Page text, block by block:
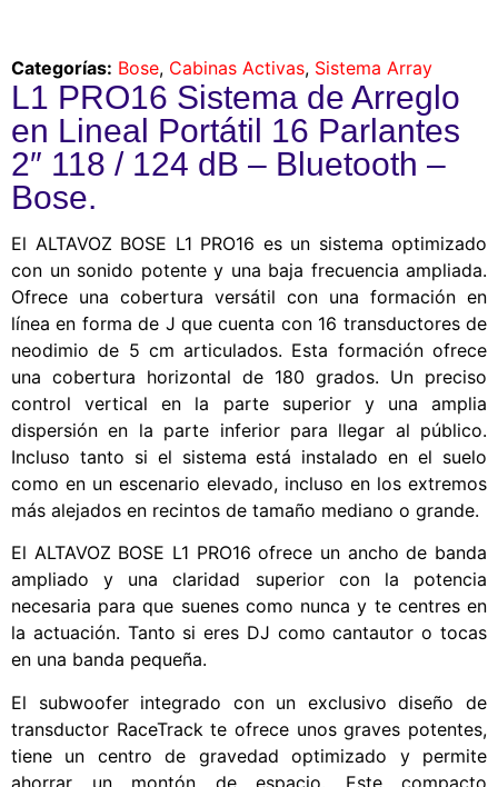
Categorías: Bose, Cabinas Activas, Sistema Array
L1 PRO16 Sistema de Arreglo
en Lineal Portátil 16 Parlantes
2″ 118 / 124 dB – Bluetooth –
Bose.
El ALTAVOZ BOSE L1 PRO16 es un sistema optimizado
con un sonido potente y una baja frecuencia ampliada.
Ofrece una cobertura versátil con una formación en
línea en forma de J que cuenta con 16 transductores de
neodimio de 5 cm articulados. Esta formación ofrece
una cobertura horizontal de 180 grados. Un preciso
control vertical en la parte superior y una amplia
dispersión en la parte inferior para llegar al público.
Incluso tanto si el sistema está instalado en el suelo
como en un escenario elevado, incluso en los extremos
más alejados en recintos de tamaño mediano o grande.
El ALTAVOZ BOSE L1 PRO16 ofrece un ancho de banda
ampliado y una claridad superior con la potencia
necesaria para que suenes como nunca y te centres en
la actuación. Tanto si eres DJ como cantautor o tocas
en una banda pequeña.
El subwoofer integrado con un exclusivo diseño de
transductor RaceTrack te ofrece unos graves potentes,
tiene un centro de gravedad optimizado y permite
ahorrar un montón de espacio. Este compacto